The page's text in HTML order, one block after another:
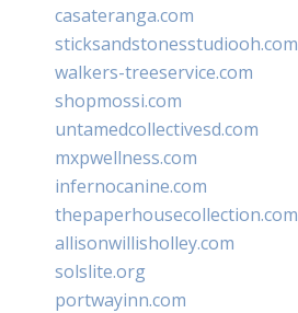
casateranga.com
sticksandstonesstudiooh.com
walkers-treeservice.com
shopmossi.com
untamedcollectivesd.com
mxpwellness.com
infernocanine.com
thepaperhousecollection.com
allisonwillisholley.com
solslite.org
portwayinn.com